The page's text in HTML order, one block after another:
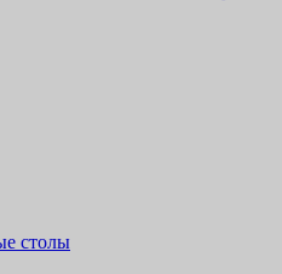
столы